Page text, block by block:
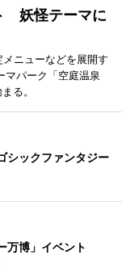
妖怪テーマに
ニューなどを展開す
マパーク「空庭温泉
る。
シックファンタジー
万博」イベント